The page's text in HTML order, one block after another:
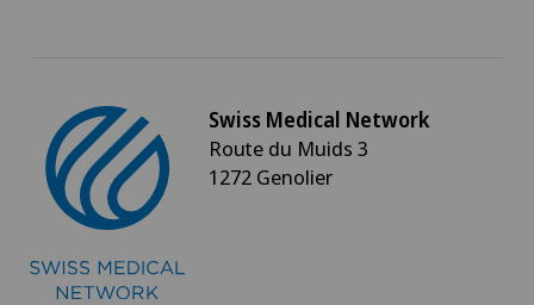
Swiss Medical Network
Route du Muids 3
1272 Genolier